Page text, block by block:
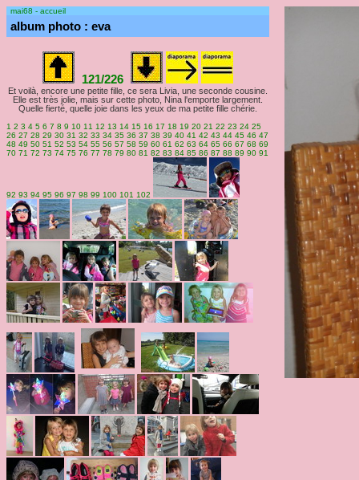
mai68 - accueil
album photo : eva
121/226
Et voilà, encore une petite fille, ce sera Livia, une seconde cousine.
Elle est très jolie, mais sur cette photo, Nina l'emporte largement.
Quelle fierté, quelle joie dans les yeux de ma petite fille chérie.
1 2 3 4 5 6 7 8 9 10 11 12 13 14 15 16 17 18 19 20 21 22 23 24 25
26 27 28 29 30 31 32 33 34 35 36 37 38 39 40 41 42 43 44 45 46 47
48 49 50 51 52 53 54 55 56 57 58 59 60 61 62 63 64 65 66 67 68 69
70 71 72 73 74 75 76 77 78 79 80 81 82 83 84 85 86 87 88 89 90 91
92 93 94 95 96 97 98 99 100 101 102